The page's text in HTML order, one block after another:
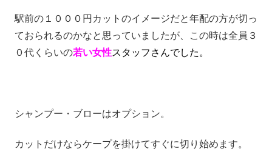
駅前の１０００円カットのイメージだと年配の方が切っ
ておられるのかなと思っていましたが、この時は全員３
０代くらいの若い女性スタッフさんでした。
シャンプー・ブローはオプション。
カットだけならケープを掛けてすぐに切り始めます。